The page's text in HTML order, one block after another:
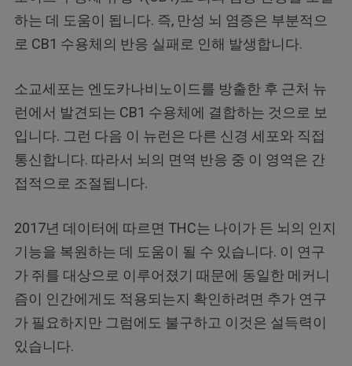
하는 데 도움이 됩니다. 즉, 만성 뇌 염증은 부분적으
로 CB1 수용체의 반응 실패로 인해 발생합니다.
소교세포는 엔도카나비노이드를 방출한 후 근처 뉴
런에서 발견되는 CB1 수용체에 결합하는 것으로 보
입니다. 그런 다음 이 뉴런은 다른 신경 세포와 직접
통신합니다. 따라서 뇌의 면역 반응 중 이 영역은 간
접적으로 조절됩니다.
2017년 데이터에 따르면 THC는 나이가 든 뇌의 인지
기능을 복원하는 데 도움이 될 수 있습니다. 이 연구
가 쥐를 대상으로 이루어졌기 때문에 동일한 메커니
즘이 인간에게도 적용되는지 확인하려면 추가 연구
가 필요하지만 그럼에도 불구하고 이것은 설득력이
있습니다.